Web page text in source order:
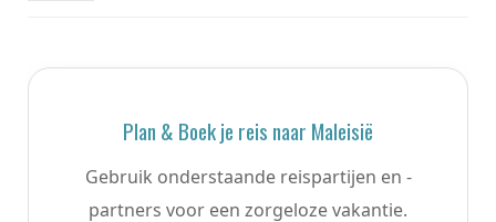
Plan & Boek je reis naar Maleisië
Gebruik onderstaande reispartijen en -
partners voor een zorgeloze vakantie.